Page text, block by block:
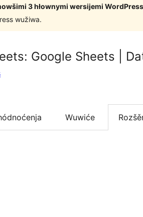
3 hłownymi wersijemi
wužiwa.
Google Sheets |
Wuwiće